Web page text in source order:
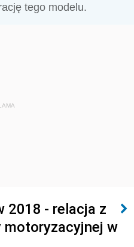
tego modelu.
2018 - relacja z
motoryzacyjnej w